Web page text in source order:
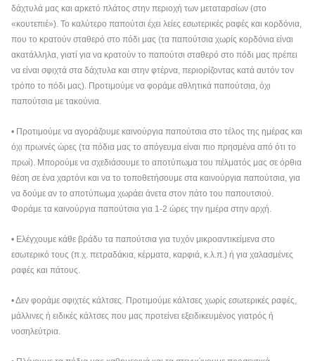
δάχτυλά μας και αρκετό πλάτος στην περιοχή των μεταταρσίων (στο
«κουτεπιέ»). Το καλύτερο παπούτσι έχει λείες εσωτερικές ραφές και κορδόνια,
που το κρατούν σταθερό στο πόδι μας (τα παπούτσια χωρίς κορδόνια είναι
ακατάλληλα, γιατί για να κρατούν το παπούτσι σταθερό στο πόδι μας πρέπει
να είναι σφιχτά στα δάχτυλα και στην φτέρνα, περιορίζοντας κατά αυτόν τον
τρόπο το πόδι μας). Προτιμούμε να φοράμε αθλητικά παπούτσια, όχι
παπούτσια με τακούνια.
• Προτιμούμε να αγοράζουμε καινούργια παπούτσια στο τέλος της ημέρας και
όχι πρωινές ώρες (τα πόδια μας το απόγευμα είναι πιο πρησμένα από ότι το
πρωί). Μπορούμε να σχεδιάσουμε το αποτύπωμα του πέλματός μας σε όρθια
θέση σε ένα χαρτόνι και να το τοποθετήσουμε στα καινούργια παπούτσια, για
να δούμε αν το αποτύπωμα χωράει άνετα στον πάτο του παπουτσιού.
Φοράμε τα καινούργια παπούτσια για 1-2 ώρες την ημέρα στην αρχή.
• Ελέγχουμε κάθε βράδυ τα παπούτσια για τυχόν μικροαντικείμενα στο
εσωτερικό τους (π.χ. πετραδάκια, κέρματα, καρφιά, κ.λ.π.) ή για χαλασμένες
ραφές και πάτους.
• Δεν φοράμε σφιχτές κάλτσες. Προτιμούμε κάλτσες χωρίς εσωτερικές ραφές,
μάλλινες ή ειδικές κάλτσες που μας προτείνει εξειδικευμένος γιατρός ή
νοσηλεύτρια.